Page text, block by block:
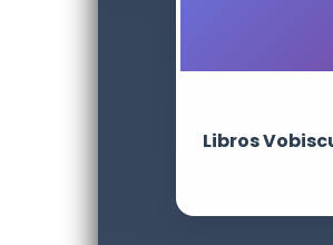
Libros